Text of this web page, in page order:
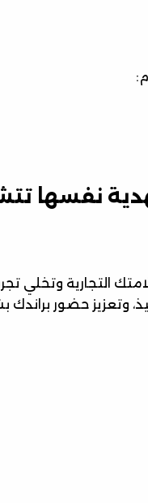
نفسها
التجارية وتخلي
وتعزيز حضور